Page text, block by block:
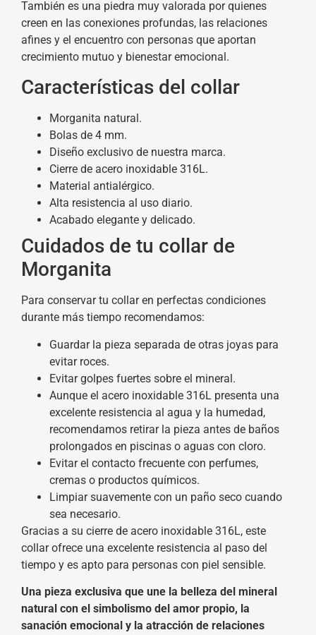
También es una piedra muy valorada por quienes
creen en las conexiones profundas, las relaciones
afines y el encuentro con personas que aportan
crecimiento mutuo y bienestar emocional.
Características del collar
Morganita natural.
Bolas de 4 mm.
Diseño exclusivo de nuestra marca.
Cierre de acero inoxidable 316L.
Material antialérgico.
Alta resistencia al uso diario.
Acabado elegante y delicado.
Cuidados de tu collar de
Morganita
Para conservar tu collar en perfectas condiciones
durante más tiempo recomendamos:
Guardar la pieza separada de otras joyas para
evitar roces.
Evitar golpes fuertes sobre el mineral.
Aunque el acero inoxidable 316L presenta una
excelente resistencia al agua y la humedad,
recomendamos retirar la pieza antes de baños
prolongados en piscinas o aguas con cloro.
Evitar el contacto frecuente con perfumes,
cremas o productos químicos.
Limpiar suavemente con un paño seco cuando
sea necesario.
Gracias a su cierre de acero inoxidable 316L, este
collar ofrece una excelente resistencia al paso del
tiempo y es apto para personas con piel sensible.
Una pieza exclusiva que une la belleza del mineral
natural con el simbolismo del amor propio, la
sanación emocional y la atracción de relaciones